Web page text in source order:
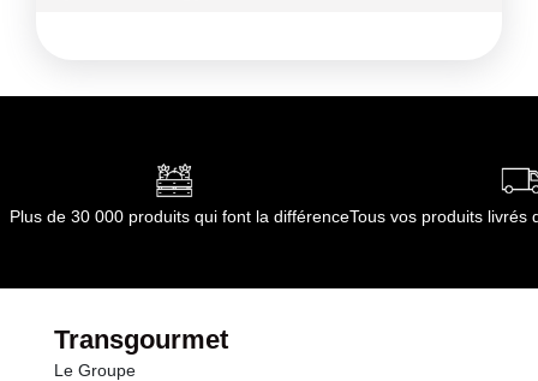
Kilojoules 73 kj
dont Acides gras saturés 0.01 g
dont Sucres
Plus de 30 000 produits qui font la différenceTous vos produits livrés
Transgourmet
Le Groupe